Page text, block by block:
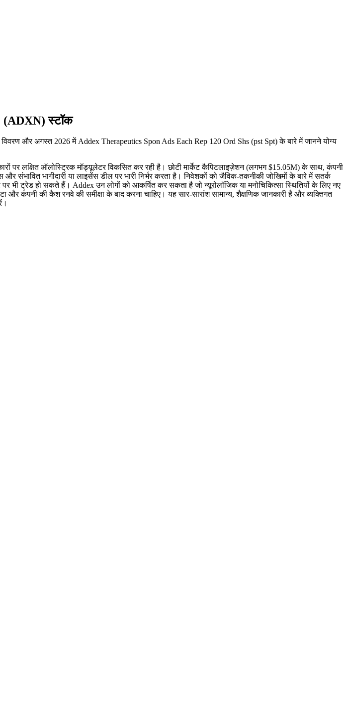
(ADXN) स्टॉक
और अगस्त 2026 में Addex Therapeutics Spon Ads Each Rep 120 Ord Shs (pst Spt) के बारे में जानने योग्य
पर लक्षित ऑलोस्ट्रिक मॉड्यूलेटर विकसित कर रही है। छोटी मार्केट कैपिटलाइज़ेशन (लगभग $15.05M) के साथ, कंपनी
भागीदारी या लाइसेंस डील पर भारी निर्भर करता है। निवेशकों को जैविक-तकनीकी जोखिमों के बारे में सतर्क
ट्रेड हो सकते हैं। Addex उन लोगों को आकर्षित कर सकता है जो न्यूरोलॉजिक या मनोचिकित्सा स्थितियों के लिए नए
कंपनी की कैश रनवे की समीक्षा के बाद करना चाहिए। यह सार-सारांश सामान्य, शैक्षणिक जानकारी है और व्यक्तिगत